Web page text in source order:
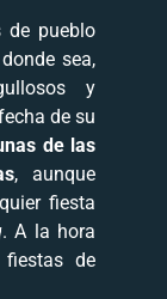
de pueblo
sea,
y
de su
de las
, aunque
fiesta
. A la hora
de